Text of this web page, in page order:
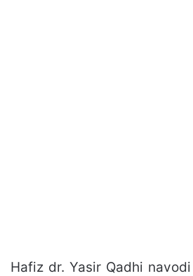
Hafiz dr. Yasir Qadhi